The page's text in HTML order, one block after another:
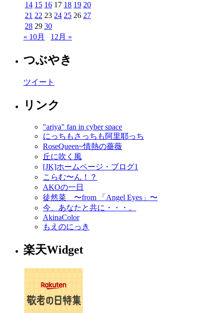
14 15 16 17 18 19 20
21 22 23 24 25 26 27
28 29 30
« 10月
12月 »
つぶやき
ツイート
リンク
"ariya" fan in cyber space
にっちもさっちも阿里耶っち
RoseQueen~情熱の薔薇
丘に吹く風
[JK]ホームページ・ブログ1
こらむ〜ん！？
AKOの一日
徒然菜 〜from 「Angel Eyes」〜
今、あなたと共に・・・。
AkinaColor
もえのにっき
楽天Widget